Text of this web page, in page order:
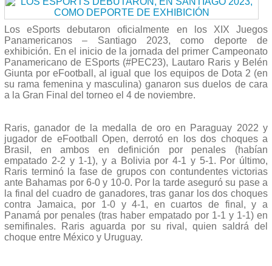
Los eSports debutaron oficialmente en los XIX Juegos
Panamericanos – Santiago 2023, como deporte de
exhibición. En el inicio de la jornada del primer Campeonato
Panamericano de ESports (#PEC23), Lautaro Raris y Belén
Giunta por eFootball, al igual que los equipos de Dota 2 (en
su rama femenina y masculina) ganaron sus duelos de cara
a la Gran Final del torneo el 4 de noviembre.
Raris, ganador de la medalla de oro en Paraguay 2022 y
jugador de eFootball Open, derrotó en los dos choques a
Brasil, en ambos en definición por penales (habían
empatado 2-2 y 1-1), y a Bolivia por 4-1 y 5-1. Por último,
Raris terminó la fase de grupos con contundentes victorias
ante Bahamas por 6-0 y 10-0. Por la tarde aseguró su pase a
la final del cuadro de ganadores, tras ganar los dos choques
contra Jamaica, por 1-0 y 4-1, en cuartos de final, y a
Panamá por penales (tras haber empatado por 1-1 y 1-1) en
semifinales. Raris aguarda por su rival, quien saldrá del
choque entre México y Uruguay.